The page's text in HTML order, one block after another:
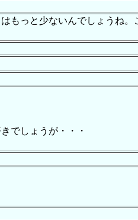
もっと少ないんでしょうね
でしょうが・・・